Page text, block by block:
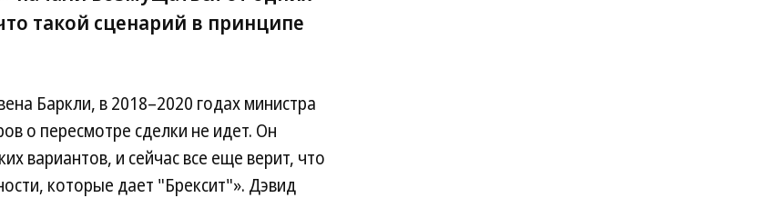
такой сценарий в принципе
Баркли, в 2018–2020 годах министра
о пересмотре сделки не идет. Он
вариантов, и сейчас все еще верит, что
которые дает "Брексит"». Дэвид